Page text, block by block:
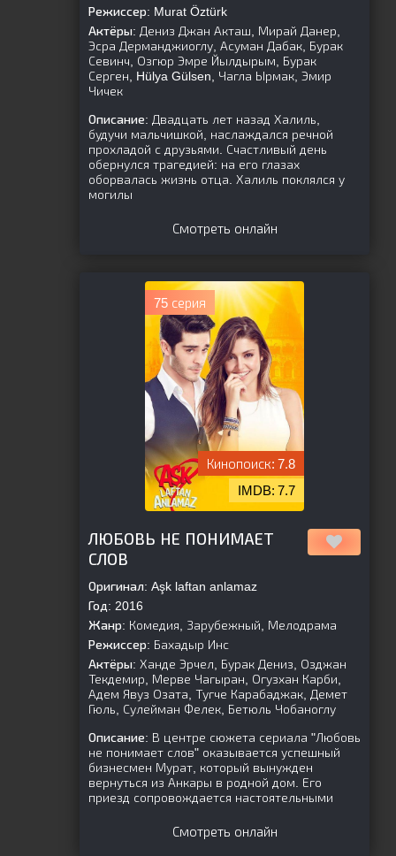
Режиссер: Murat Öztürk
Актёры: Дениз Джан Акташ, Мирай Данер,
Эсра Дерманджиоглу, Асуман Дабак, Бурак
Севинч, Озгюр Эмре Йылдырым, Бурак
Серген, Hülya Gülsen, Чагла Ырмак, Эмир
Чичек
Описание: Двадцать лет назад Халиль,
будучи мальчишкой, наслаждался речной
прохладой с друзьями. Счастливый день
обернулся трагедией: на его глазах
оборвалась жизнь отца. Халиль поклялся у
могилы
Смотреть онлайн
75 серия
7.8
7.7
ЛЮБОВЬ НЕ ПОНИМАЕТ
СЛОВ
Оригинал: Aşk laftan anlamaz
Год: 2016
Жанр: Комедия, Зарубежный, Мелодрама
Режиссер: Бахадыр Инс
Актёры: Ханде Эрчел, Бурак Дениз, Озджан
Текдемир, Мерве Чагыран, Огузхан Карби,
Адем Явуз Озата, Тугче Карабаджак, Демет
Гюль, Сулейман Фелек, Бетюль Чобаноглу
Описание: В центре сюжета сериала "Любовь
не понимает слов" оказывается успешный
бизнесмен Мурат, который вынужден
вернуться из Анкары в родной дом. Его
приезд сопровождается настоятельными
Смотреть онлайн